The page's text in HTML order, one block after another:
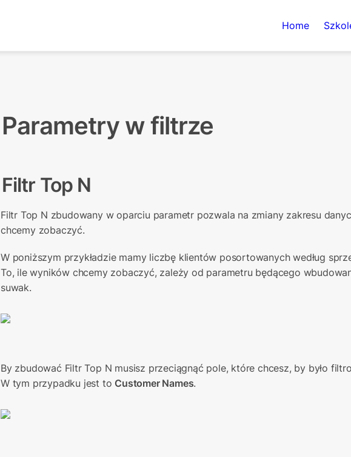
Home
Parametry w filtrze
Filtr Top N
Filtr Top N zbudowany w oparciu parametr pozwala na zmiany zakresu
chcemy zobaczyć.
W poniższym przykładzie mamy liczbę klientów posortowanych według
To, ile wyników chcemy zobaczyć, zależy od parametru będącego
suwak.
By zbudować Filtr Top N musisz przeciągnąć pole, które chcesz, by było
W tym przypadku jest to Customer Names.